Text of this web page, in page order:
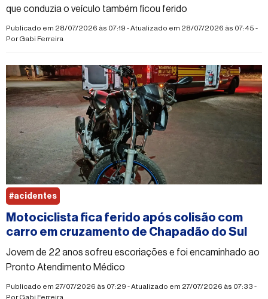
que conduzia o veículo também ficou ferido
Publicado em 28/07/2026 às 07:19 - Atualizado em 28/07/2026 às 07:45 -
PorGabi Ferreira
Motociclista fica ferido após colisão com
carro em cruzamento de Chapadão do Sul
Jovem de 22 anos sofreu escoriações e foi encaminhado ao
Pronto Atendimento Médico
Publicado em 27/07/2026 às 07:29 - Atualizado em 27/07/2026 às 07:33 -
PorGabi Ferreira
#acidentes